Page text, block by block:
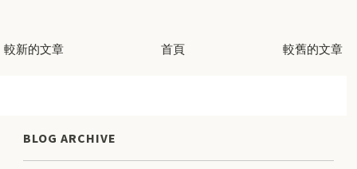
較新的文章 較舊的文章
首頁
BLOG ARCHIVE